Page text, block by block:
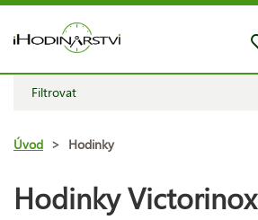
Filtrovat
Úvod > Hodinky
Hodinky Victorinox